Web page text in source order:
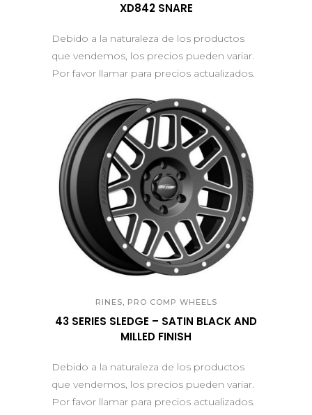
XD842 SNARE
Debido a la naturaleza de los productos
que vendemos, los precios pueden variar.
Por favor llamar para precios actualizados.
QUICK VIEW
RINES, PRO COMP WHEELS
43 SERIES SLEDGE – SATIN BLACK AND
MILLED FINISH
Debido a la naturaleza de los productos
que vendemos, los precios pueden variar.
Por favor llamar para precios actualizados.